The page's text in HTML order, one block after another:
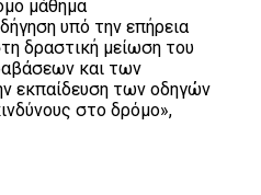
μάθημα
υπό την επήρεια
δραστική μείωση του
και των
εκπαίδευση των οδηγών
στο δρόμο»,